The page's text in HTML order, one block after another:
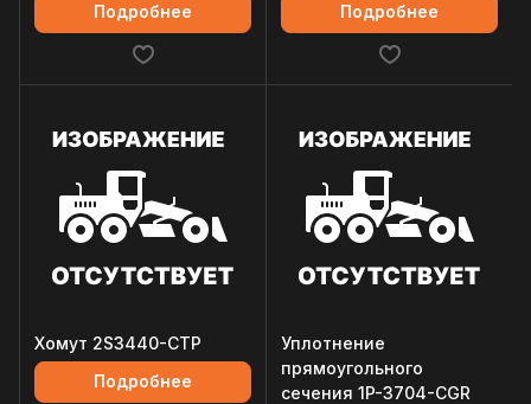
Подробнее Подробнее
Хомут 2S3440-CTP
Подробнее
Уплотнение
прямоугольного
сечения 1P-3704-CGR